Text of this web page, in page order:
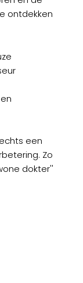
ontdekken
een
Zo
dokter''